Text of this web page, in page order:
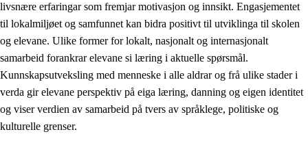
livsnære erfaringar som fremjar motivasjon og innsikt. Engasjementet
til lokalmiljøet og samfunnet kan bidra positivt til utviklinga til skolen
og elevane. Ulike former for lokalt, nasjonalt og internasjonalt
samarbeid forankrar elevane si læring i aktuelle spørsmål.
Kunnskapsutveksling med menneske i alle aldrar og frå ulike stader i
verda gir elevane perspektiv på eiga læring, danning og eigen identitet
og viser verdien av samarbeid på tvers av språklege, politiske og
kulturelle grenser.